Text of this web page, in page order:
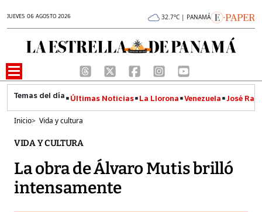
JUEVES 06 AGOSTO 2026 32.7°C | PANAMÁ
Últimas Noticias La Llorona Venezuela José
Inicio> Vida y cultura
VIDA Y CULTURA
La obra de Álvaro Mutis brilló
intensamente